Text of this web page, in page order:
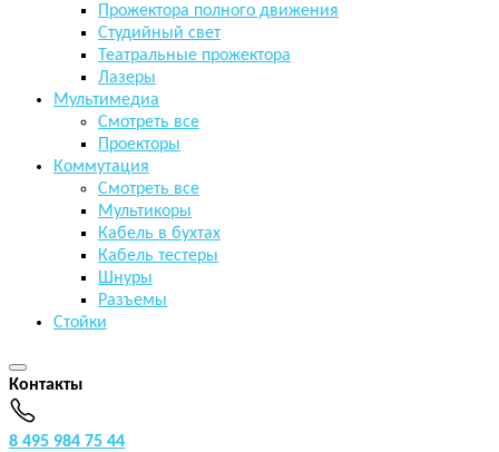
Прожектора полного движения
Студийный свет
Театральные прожектора
Лазеры
Мультимедиа
Смотреть все
Проекторы
Коммутация
Смотреть все
Мультикоры
Кабель в бухтах
Кабель тестеры
Шнуры
Разъемы
Стойки
Контакты
8 495 984 75 44